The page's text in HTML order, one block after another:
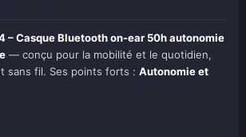
– Casque Bluetooth on-ear 50h autonomie
— conçu pour la mobilité et le quotidien,
sans fil. Ses points forts : Autonomie et